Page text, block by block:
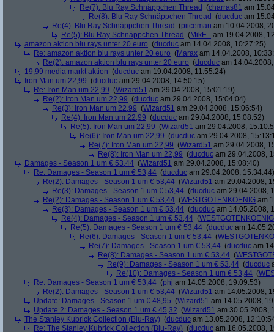
Re(7): Blu Ray Schnäppchen Thread (charras81 am
Re(8): Blu Ray Schnäppchen Thread (ducduc am
Re(4): Blu Ray Schnäppchen Thread (piiceman am 10.04.2008,
Re(5): Blu Ray Schnäppchen Thread (MikE_
am 19.04.2008,
amazon aktion blu rays unter 20 euro (ducduc am 14.04.2008, 10:27:25)
Re: amazon aktion blu rays unter 20 euro (Marax am 14.04.2008,
Re(2): amazon aktion blu rays unter 20 euro (ducduc am
19,99 media markt aktion (ducduc am 19.04.2008, 11:55:24)
Iron Man um 22,99 (ducduc am 29.04.2008, 14:50:15)
Re: Iron Man um 22,99 (Wizard51 am 29.04.2008, 15:01:19)
Re(2): Iron Man um 22,99 (ducduc am 29.04.2008, 15:04:04)
Re(3): Iron Man um 22,99 (Wizard51 am 29.04.2008, 15:06:54)
Re(4): Iron Man um 22,99 (ducduc am 29.04.2008, 15:08:52)
Re(5): Iron Man um 22,99 (Wizard51 am 29.04.2008,
Re(6): Iron Man um 22,99 (ducduc am 29.04.2008,
Re(7): Iron Man um 22,99 (Wizard51 am 29.04.2008,
Re(8): Iron Man um 22,99 (ducduc am 29.04.2008,
Damages - Season 1 um € 53,44 (Wizard51 am 29.04.2008, 15:08:40)
Re: Damages - Season 1 um € 53,44 (ducduc am 29.04.2008, 15:34:44)
Re(2): Damages - Season 1 um € 53,44 (Wizard51 am 29.04.2008,
Re(3): Damages - Season 1 um € 53,44 (ducduc am 29.04.2008,
Re(2): Damages - Season 1 um € 53,44 (WESTGOTENKOENIG am
Re(3): Damages - Season 1 um € 53,44 (ducduc am 14.05.2008,
Re(4): Damages - Season 1 um € 53,44 (WESTGOTENKOENIG
Re(5): Damages - Season 1 um € 53,44 (ducduc am
Re(6): Damages - Season 1 um € 53,44 (
Re(7): Damages - Season 1 um € 53,44 (ducduc am
Re(8): Damages - Season 1 um € 53,44 (
Re(9): Damages - Season 1 um € 53,44 (ducduc
Re(10): Damages - Season 1 um € 53,44 (
Re: Damages - Season 1 um € 53,44 (phj am 14.05.2008, 19:09:53)
Re(2): Damages - Season 1 um € 53,44 (Wizard51 am 14.05.2008,
Update: Damages - Season 1 um € 48,95 (Wizard51 am 14.05.2008,
Update 2: Damages - Season 1 um € 45,32 (Wizard51 am 30.05.2008,
The Stanley Kubrick Collection (Blu-Ray) (ducduc am 13.05.2008,
Re: The Stanley Kubrick Collection (Blu-Ray) (ducduc am 16.05.2008,